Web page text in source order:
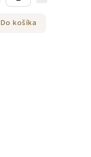
Do košíka